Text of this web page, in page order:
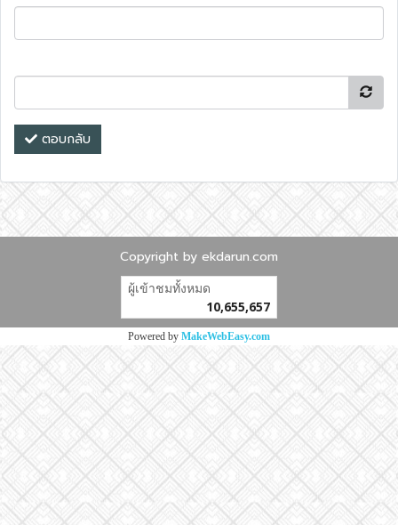
ตอบกลับ
Copyright by ekdarun.com
ผู้เข้าชมทั้งหมด
10,655,657
Powered by MakeWebEasy.com